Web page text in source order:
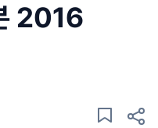
2016